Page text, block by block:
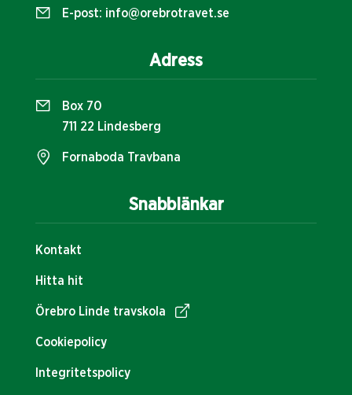
Snabblänkar
Kontakt
Hitta hit
Örebro Linde travskola
Cookiepolicy
Integritetspolicy
E-post: info@orebrotravet.se
Adress
Box 70
711 22 Lindesberg
Fornaboda Travbana